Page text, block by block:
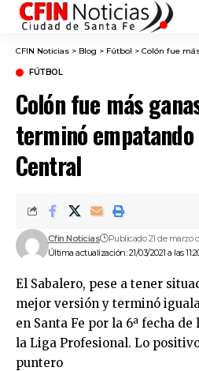
CFIN Noticias > Blog > Fútbol > Colón fue más ganas
FÚTBOL
Colón fue más
terminó
Central
Última actualización: 21/03/2021 a las
Cfin Noticias Publicado 21 de marzo
El Sabalero, pese a tener
mejor versión y terminó
en Santa Fe por la 6ª fecha de
la Liga Profesional. Lo
puntero